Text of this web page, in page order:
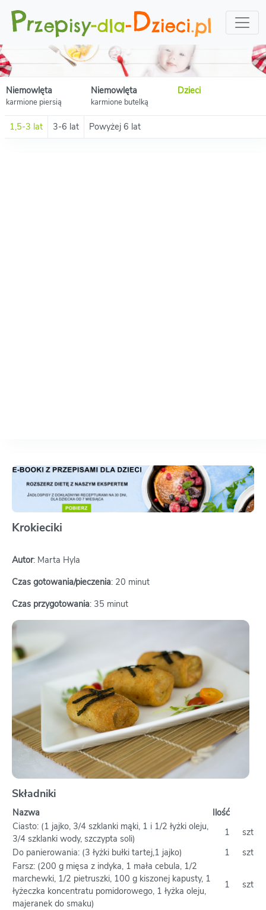
Niemowlęta
karmione piersią
Niemowlęta
karmione butelką
Dzieci
1,5-3 lat 3-6 lat Powyżej 6 lat
Krokieciki
Autor: Marta Hyla
Czas gotowania/pieczenia: 20 minut
Czas przygotowania: 35 minut
Składniki
Nazwa
Ilość
Ciasto: (1 jajko, 3/4 szklanki mąki, 1 i 1/2 łyżki oleju,
3/4 szklanki wody, szczypta soli)
1
szt
Do panierowania: (3 łyżki bułki tartej,1 jajko)
1
szt
Farsz: (200 g mięsa z indyka, 1 mała cebula, 1/2
marchewki, 1/2 pietruszki, 100 g kiszonej kapusty, 1
łyżeczka koncentratu pomidorowego, 1 łyżka oleju,
majeranek do smaku)
1 szt